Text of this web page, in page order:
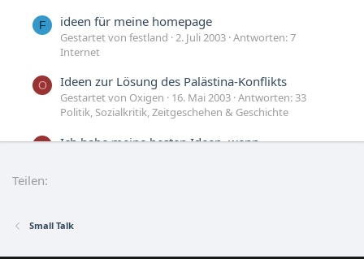
F ideen für meine homepage
Gestartet von festland 2. Juli 2003 Antworten: 7
Internet
O Ideen zur Lösung des Palästina-Konflikts
Gestartet von Oxigen 16. Mai 2003 Antworten: 33
Politik, Sozialkritik, Zeitgeschehen & Geschichte
R Ich habe meine besten Ideen, wenn...
Teilen:
Small Talk